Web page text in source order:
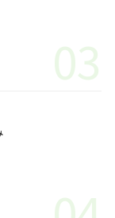
03